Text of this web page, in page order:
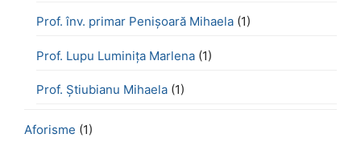
Prof. înv. primar Penișoară Mihaela (1)
Prof. Lupu Luminița Marlena (1)
Prof. Știubianu Mihaela (1)
Aforisme (1)